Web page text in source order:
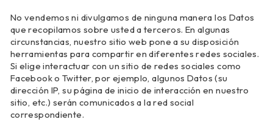
No vendemos ni divulgamos de ninguna manera los Datos
que recopilamos sobre usted a terceros. En algunas
circunstancias, nuestro sitio web pone a su disposición
herramientas para compartir en diferentes redes sociales.
Si elige interactuar con un sitio de redes sociales como
Facebook o Twitter, por ejemplo, algunos Datos (su
dirección IP, su página de inicio de interacción en nuestro
sitio, etc.) serán comunicados a la red social
correspondiente.